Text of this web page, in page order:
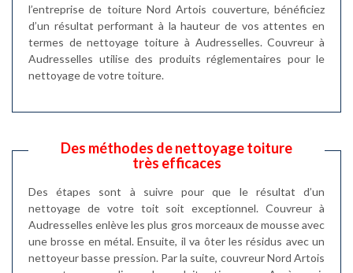
l’entreprise de toiture Nord Artois couverture, bénéficiez
d’un résultat performant à la hauteur de vos attentes en
termes de nettoyage toiture à Audresselles. Couvreur à
Audresselles utilise des produits réglementaires pour le
nettoyage de votre toiture.
Des méthodes de nettoyage toiture
très efficaces
Des étapes sont à suivre pour que le résultat d’un
nettoyage de votre toit soit exceptionnel. Couvreur à
Audresselles enlève les plus gros morceaux de mousse avec
une brosse en métal. Ensuite, il va ôter les résidus avec un
nettoyeur basse pression. Par la suite, couvreur Nord Artois